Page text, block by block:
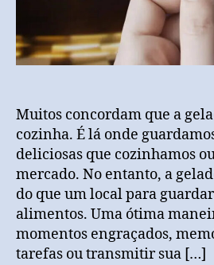
Muitos concordam que a
cozinha. É lá onde
deliciosas que cozinhamos
mercado. No entanto, a
do que um local para guardar
alimentos. Uma ótima
momentos engraçados,
tarefas ou transmitir sua […]